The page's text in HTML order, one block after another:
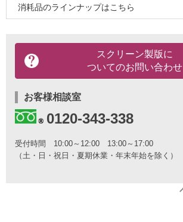
消耗品のラインナップはこちら
関
す
る
お
問
合
わ
スクリーン製版に
ついてのお問い合わせ
お客様相談室
0120-343-338
受付時間 10:00～12:00 13:00～17:00
（土・日・祝日・夏期休業・年末年始を除く）